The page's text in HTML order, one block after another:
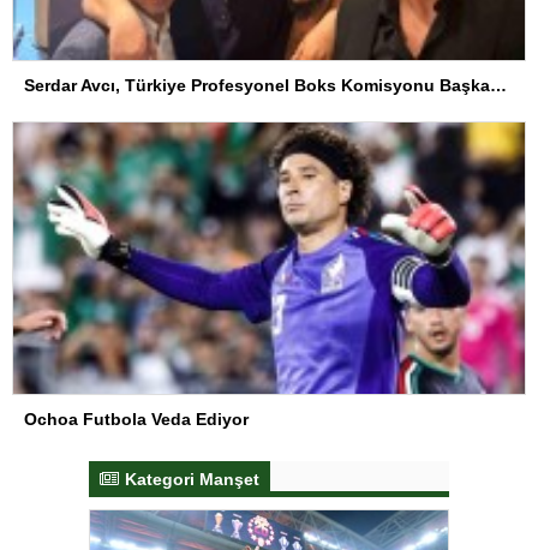
Serdar Avcı, Türkiye Profesyonel Boks Komisyonu Başkanı Seçildi
Ochoa Futbola Veda Ediyor
Kategori Manşet